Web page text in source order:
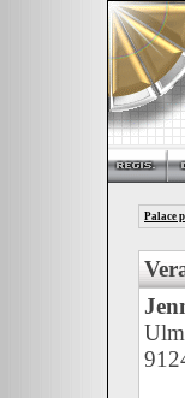
Palace